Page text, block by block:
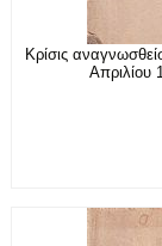
Κρίσις
Απριλίου